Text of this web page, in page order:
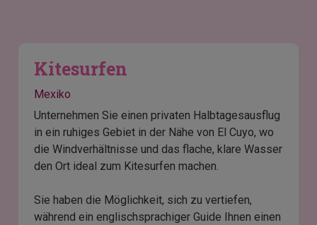
Kitesurfen
Mexiko
Unternehmen Sie einen privaten Halbtagesausflug
in ein ruhiges Gebiet in der Nähe von El Cuyo, wo
die Windverhältnisse und das flache, klare Wasser
den Ort ideal zum Kitesurfen machen.
Sie haben die Möglichkeit, sich zu vertiefen,
während ein englischsprachiger Guide Ihnen einen